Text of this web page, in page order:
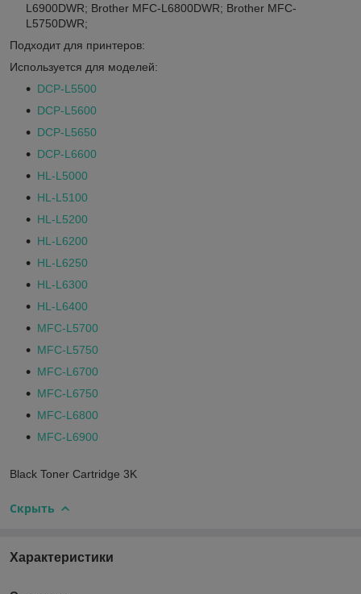
L6900DWR; Brother MFC-L6800DWR; Brother MFC-
L5750DWR;
Подходит для принтеров:
Используется для моделей:
DCP-L5500
DCP-L5600
DCP-L5650
DCP-L6600
HL-L5000
HL-L5100
HL-L5200
HL-L6200
HL-L6250
HL-L6300
HL-L6400
MFC-L5700
MFC-L5750
MFC-L6700
MFC-L6750
MFC-L6800
MFC-L6900
Black Toner Cartridge 3K
Скрыть
Характеристики